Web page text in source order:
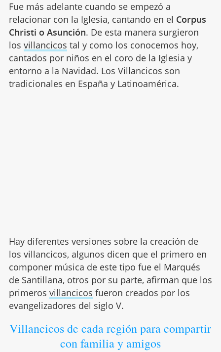
Fue más adelante cuando se empezó a
relacionar con la Iglesia, cantando en el Corpus
Christi o Asunción. De esta manera surgieron
los villancicos tal y como los conocemos hoy,
cantados por niños en el coro de la Iglesia y
entorno a la Navidad. Los Villancicos son
tradicionales en España y Latinoamérica.
Hay diferentes versiones sobre la creación de
los villancicos, algunos dicen que el primero en
componer música de este tipo fue el Marqués
de Santillana, otros por su parte, afirman que los
primeros villancicos fueron creados por los
evangelizadores del siglo V.
Villancicos de cada región para compartir
con familia y amigos